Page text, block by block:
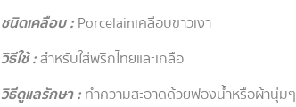
ชนิดเคลือบ :Porcelainเคลือบขาวเงา
วิธีใช้ :สำหรับใส่พริกไทยและเกลือ
วิธีดูแลรักษา :ทำความสะอาดด้วยฟองน้ำหรือผ้านุ่มๆ